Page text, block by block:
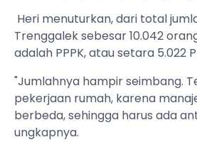
Heri menuturkan, dari total
Trenggalek sebesar 10.042
adalah PPPK, atau setara 5.022
"Jumlahnya hampir seimbang.
pekerjaan rumah, karena
berbeda, sehingga harus ada
ungkapnya.